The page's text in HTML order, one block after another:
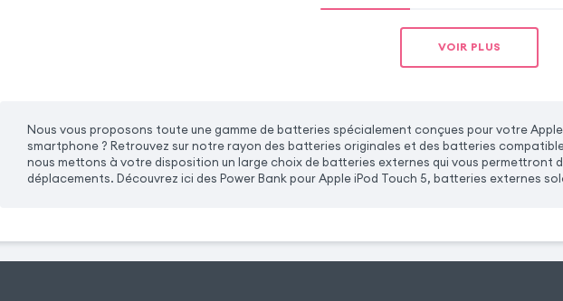
VOIR PLUS
Nous vous proposons toute une gamme de batteries spécialement conçues pour votre
smartphone ? Retrouvez sur notre rayon des batteries originales et des batteries
nous mettons à votre disposition un large choix de batteries externes qui vous permettront
déplacements. Découvrez ici des Power Bank pour Apple iPod Touch 5, batteries externes